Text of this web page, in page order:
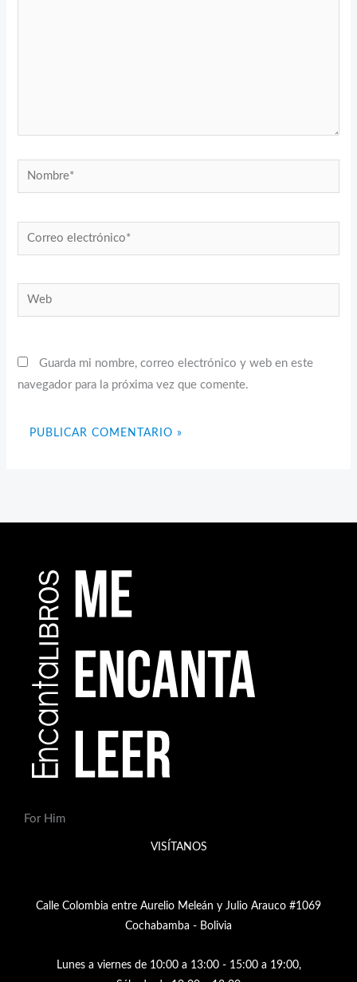
Nombre*
Correo
electrónico*
Web
Guarda mi nombre, correo electrónico y web en este
navegador para la próxima vez que comente.
For Him
VISÍTANOS
Calle Colombia entre Aurelio Meleán y Julio Arauco #1069
Cochabamba - Bolivia
Lunes a viernes de 10:00 a 13:00 - 15:00 a 19:00,